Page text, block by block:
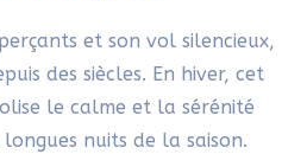
et son vol silencieux,
des siècles. En hiver, cet
le calme et la sérénité
nuits de la saison.